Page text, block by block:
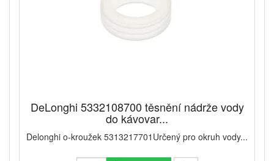
DeLonghi 5332108700 těsnění nádrže vody
do kávovar...
Delonghi o-kroužek 5313217701Určený pro okruh vody...